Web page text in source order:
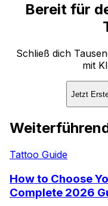
Bereit für
Schließ dich
mit
Jetzt
Tattoo Guide
How to Choose
Complete 2026